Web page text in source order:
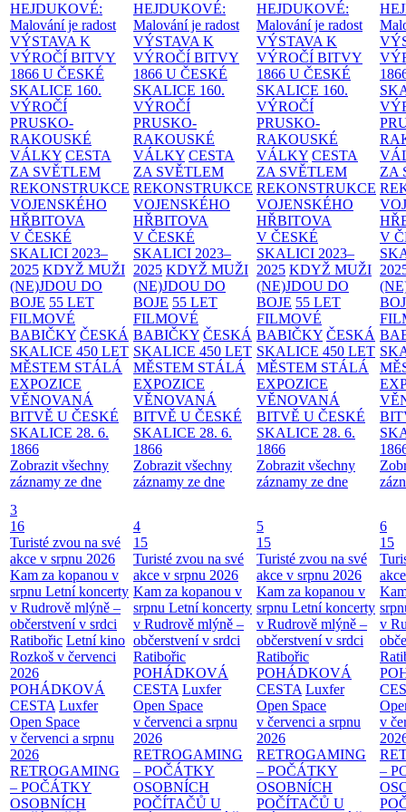
HEJDUKOVÉ:
Malování je radost
VÝSTAVA K
VÝROČÍ BITVY
1866 U ČESKÉ
SKALICE 160.
VÝROČÍ
PRUSKO-
RAKOUSKÉ
VÁLKY CESTA
ZA SVĚTLEM
REKONSTRUKCE
VOJENSKÉHO
HŘBITOVA
V ČESKÉ
SKALICI 2023–
2025 KDYŽ MUŽI
(NE)JDOU DO
BOJE 55 LET
FILMOVÉ
BABIČKY ČESKÁ
SKALICE 450 LET
MĚSTEM STÁLÁ
EXPOZICE
VĚNOVANÁ
BITVĚ U ČESKÉ
SKALICE 28. 6.
1866
Zobrazit všechny
záznamy ze dne
HEJDUKOVÉ:
Malování je radost
VÝSTAVA K
VÝROČÍ BITVY
1866 U ČESKÉ
SKALICE 160.
VÝROČÍ
PRUSKO-
RAKOUSKÉ
VÁLKY CESTA
ZA SVĚTLEM
REKONSTRUKCE
VOJENSKÉHO
HŘBITOVA
V ČESKÉ
SKALICI 2023–
2025 KDYŽ MUŽI
(NE)JDOU DO
BOJE 55 LET
FILMOVÉ
BABIČKY ČESKÁ
SKALICE 450 LET
MĚSTEM STÁLÁ
EXPOZICE
VĚNOVANÁ
BITVĚ U ČESKÉ
SKALICE 28. 6.
1866
Zobrazit všechny
záznamy ze dne
HEJDUKOVÉ:
Malování je radost
VÝSTAVA K
VÝROČÍ BITVY
1866 U ČESKÉ
SKALICE 160.
VÝROČÍ
PRUSKO-
RAKOUSKÉ
VÁLKY CESTA
ZA SVĚTLEM
REKONSTRUKCE
VOJENSKÉHO
HŘBITOVA
V ČESKÉ
SKALICI 2023–
2025 KDYŽ MUŽI
(NE)JDOU DO
BOJE 55 LET
FILMOVÉ
BABIČKY ČESKÁ
SKALICE 450 LET
MĚSTEM STÁLÁ
EXPOZICE
VĚNOVANÁ
BITVĚ U ČESKÉ
SKALICE 28. 6.
1866
Zobrazit všechny
záznamy ze dne
ZA
V
3
16
Turisté zvou na své
akce v srpnu 2026
Kam za kopanou v
srpnu Letní koncerty
v Rudrově mlýně –
občerstvení v srdci
Ratibořic Letní kino
Rozkoš v červenci
2026
POHÁDKOVÁ
CESTA Luxfer
Open Space
v červenci a srpnu
2026
RETROGAMING
– POČÁTKY
OSOBNÍCH
4
15
Turisté zvou na své
akce v srpnu 2026
Kam za kopanou v
srpnu Letní koncerty
v Rudrově mlýně –
občerstvení v srdci
Ratibořic
POHÁDKOVÁ
CESTA Luxfer
Open Space
v červenci a srpnu
2026
RETROGAMING
– POČÁTKY
OSOBNÍCH
POČÍTAČŮ U
5
15
Turisté zvou na své
akce v srpnu 2026
Kam za kopanou v
srpnu Letní koncerty
v Rudrově mlýně –
občerstvení v srdci
Ratibořic
POHÁDKOVÁ
CESTA Luxfer
Open Space
v červenci a srpnu
2026
RETROGAMING
– POČÁTKY
OSOBNÍCH
POČÍTAČŮ U
6
15
v
v
–